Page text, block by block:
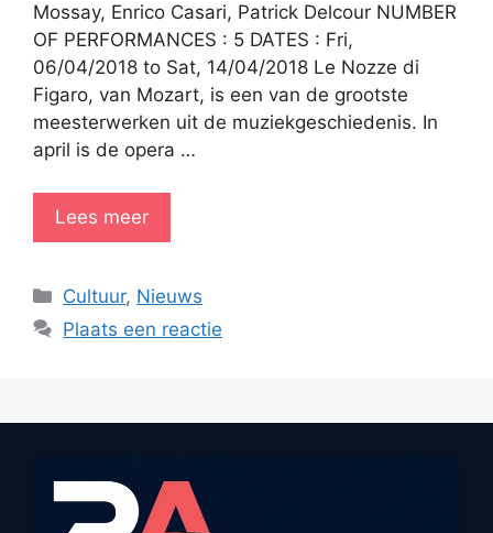
Mossay, Enrico Casari, Patrick Delcour NUMBER
OF PERFORMANCES : 5 DATES : Fri,
06/04/2018 to Sat, 14/04/2018 Le Nozze di
Figaro, van Mozart, is een van de grootste
meesterwerken uit de muziekgeschiedenis. In
april is de opera …
Lees meer
Categorieën
Cultuur, Nieuws
Plaats een reactie